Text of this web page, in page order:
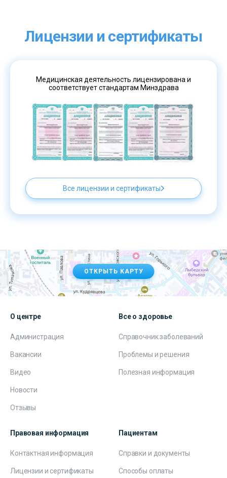
Лицензии и сертификаты
Медицинская деятельность лицензирована и
соответствует стандартам Минздрава
Все лицензии и сертификаты
ОТКРЫТЬ КАРТУ
О центре
Администрация
Вакансии
Видео
Новости
Отзывы
Все о здоровье
Справочник заболеваний
Проблемы и решения
Полезная информация
Правовая информация
Контактная информация
Лицензии и сертификаты
Пациентам
Справки и документы
Способы оплаты